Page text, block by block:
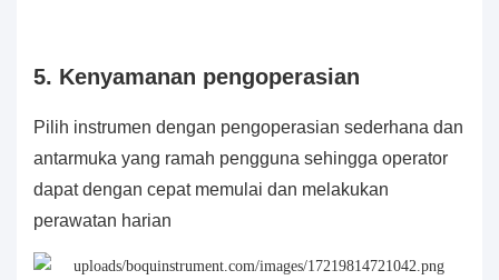
5. Kenyamanan pengoperasian
Pilih instrumen dengan pengoperasian sederhana dan
antarmuka yang ramah pengguna sehingga operator
dapat dengan cepat memulai dan melakukan
perawatan harian